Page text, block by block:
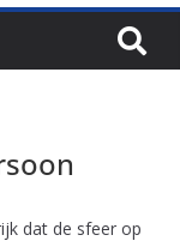
dat de sfeer op